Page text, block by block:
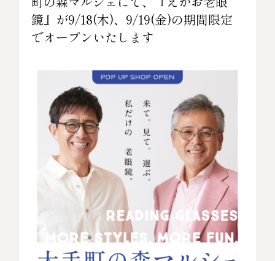
鏡』が9/18(木)、9/19(金)の期間限定
でオープンいたします